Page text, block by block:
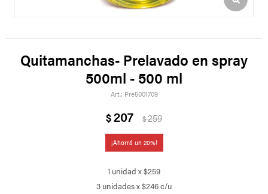
Quitamanchas- Prelavado en spray
500ml - 500 ml
Pre5001709
$207 $259
20
1 unidad x $259
3 unidades x $246 c/u